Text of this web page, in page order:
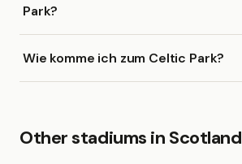
Park?
Wie komme ich zum Celtic Park?
Other stadiums in Scotland